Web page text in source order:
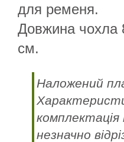
для ременя.
Довжина чохла
см.
Наложений
незначно